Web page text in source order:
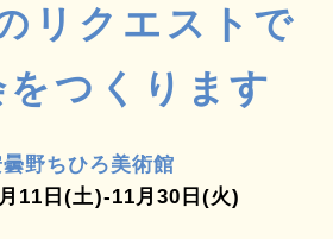
リクエストで
をつくります
野ちひろ美術館
11日(土)-11月30日(火)